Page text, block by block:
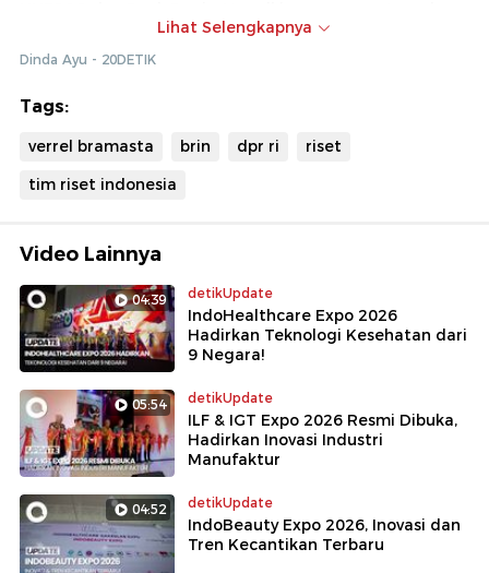
soal tupoksi BRIN yang kemungkinan akan tumpang
tindih dengan Kemendiktisaintek.
Lihat Selengkapnya
Dinda Ayu - 20DETIK
Tags:
verrel bramasta brin dpr ri
riset
tim riset indonesia
Video Lainnya
04:39 detikUpdate
IndoHealthcare Expo 2026
Hadirkan Teknologi Kesehatan dari
9 Negara!
05:54 detikUpdate
ILF & IGT Expo 2026 Resmi Dibuka,
Hadirkan Inovasi Industri
Manufaktur
04:52 detikUpdate
IndoBeauty Expo 2026, Inovasi dan
Tren Kecantikan Terbaru